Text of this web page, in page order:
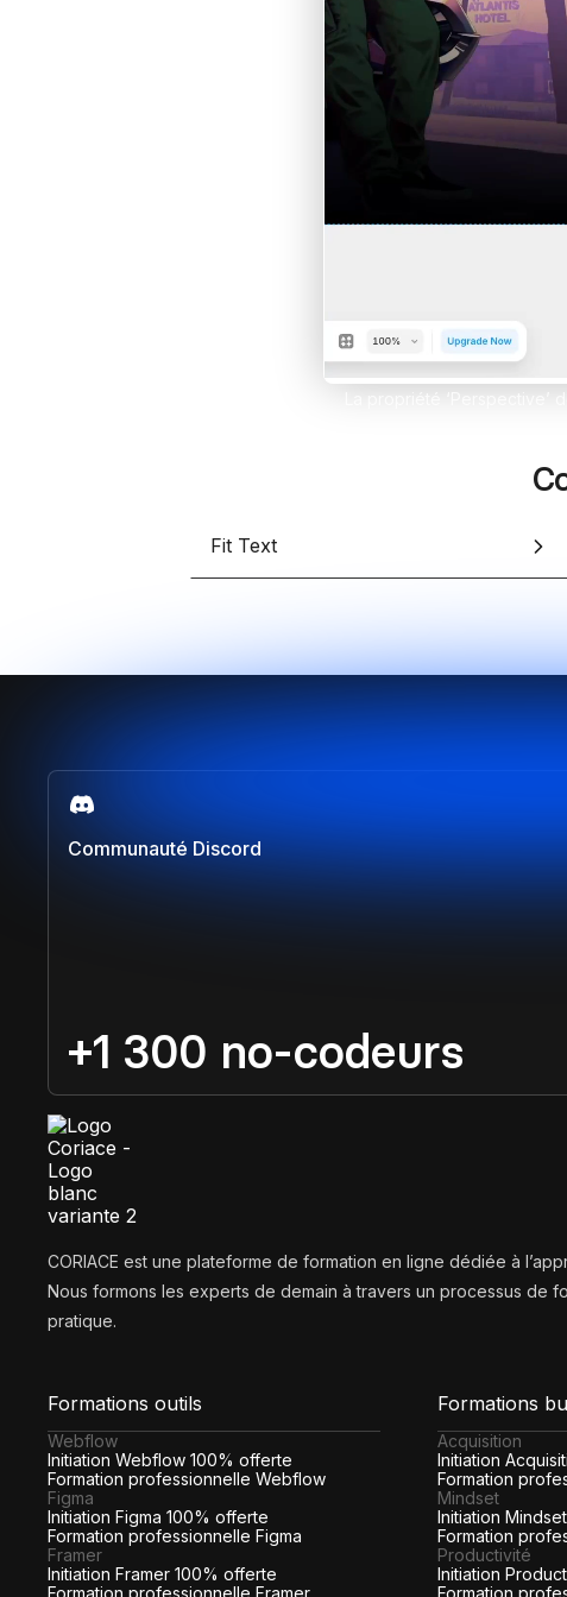
Développe des e-
grâce à Framer et Shopify
Claude IA
Propulse tes
sur Claude et Convertex
Fit Text
Communauté Discord
+1 300 no-codeurs
CORIACE est une plateforme de formation en ligne dédiée à
Nous formons les experts de demain à travers un processus de
pratique.
Formations outils
Webflow
Initiation Webflow 100% offerte
Formation professionnelle Webflow
Figma
Initiation Figma 100% offerte
Formation professionnelle Figma
Framer
Initiation Framer 100% offerte
Formations
Acquisition
Initiation
Formation
Mindset
Initiation
Formation
Productivité
Initiation